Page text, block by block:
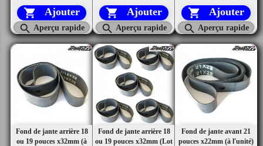
 Ajouter
 Aperçu rapide
 Ajouter
 Aperçu rapide
 Ajouter
 Aperçu rapide
Fond de jante arrière 18
ou 19 pouces x32mm (à
Fond de jante arrière 18
ou 19 pouces x32mm (Lot
Fond de jante avant 21
pouces x22mm (à l'unité)